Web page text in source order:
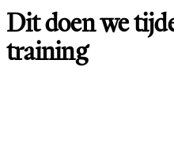
Dit doen we
training